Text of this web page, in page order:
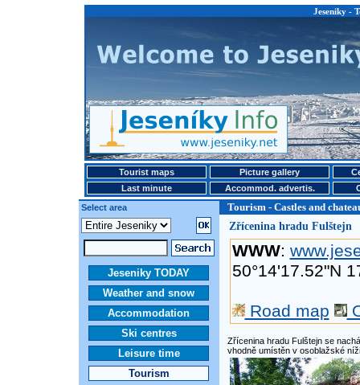
Jeseniky -
Tourist maps Picture gallery
Last minute
Accommod. advertis.
Select area
Tourism - Castles and
Jeseniky TODAY
Weather and snow
Accommodation
Ski centres
Leisure time
Tourism
Zřícenina hradu Fulštejn
WWW:
50°14'17.52"N
Road map
Zřícenina hradu Fulštejn se
vhodně umístěn v osoblažské